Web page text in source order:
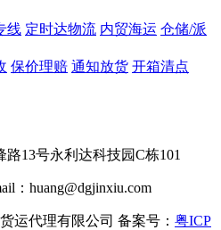
线 定时达物流 内贸海运 仓储/派
保价理赔 通知放货 开箱清点
13号永利达科技园C栋101
：huang@dgjinxiu.com
运代理有限公司 备案号： 粤ICP